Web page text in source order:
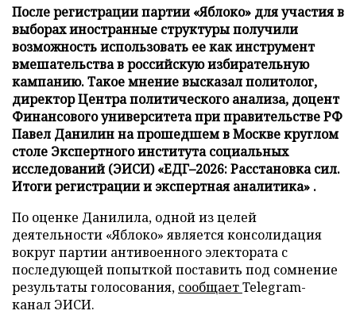
После регистрации партии «Яблоко» для участия в
выборах иностранные структуры получили
возможность использовать ее как инструмент
вмешательства в российскую избирательную
кампанию. Такое мнение высказал политолог,
директор Центра политического анализа, доцент
Финансового университета при правительстве РФ
Павел Данилин на прошедшем в Москве круглом
столе Экспертного института социальных
исследований (ЭИСИ) «ЕДГ–2026: Расстановка сил.
Итоги регистрации и экспертная аналитика» .
По оценке Данилила, одной из целей
деятельности «Яблоко» является консолидация
вокруг партии антивоенного электората с
последующей попыткой поставить под сомнение
результаты голосования, сообщаетTelegram-
канал ЭИСИ.